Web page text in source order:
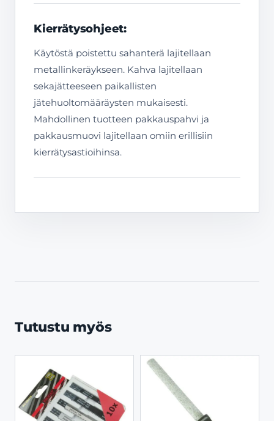
Kierrätysohjeet:
Käytöstä poistettu sahanterä lajitellaan
metallinkeräykseen. Kahva lajitellaan
sekajätteeseen paikallisten
jätehuoltomääräysten mukaisesti.
Mahdollinen tuotteen pakkauspahvi ja
pakkausmuovi lajitellaan omiin erillisiin
kierrätysastioihinsa.
Tutustu myös